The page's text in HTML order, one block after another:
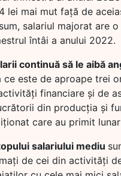
lei mai mut față de
salariul majorat are
întâi a anului 2022.
continuă să le aibă
ce este de aproape trei
financiare și de
din producția și
care au primit
salariului mediu
de cei din activități